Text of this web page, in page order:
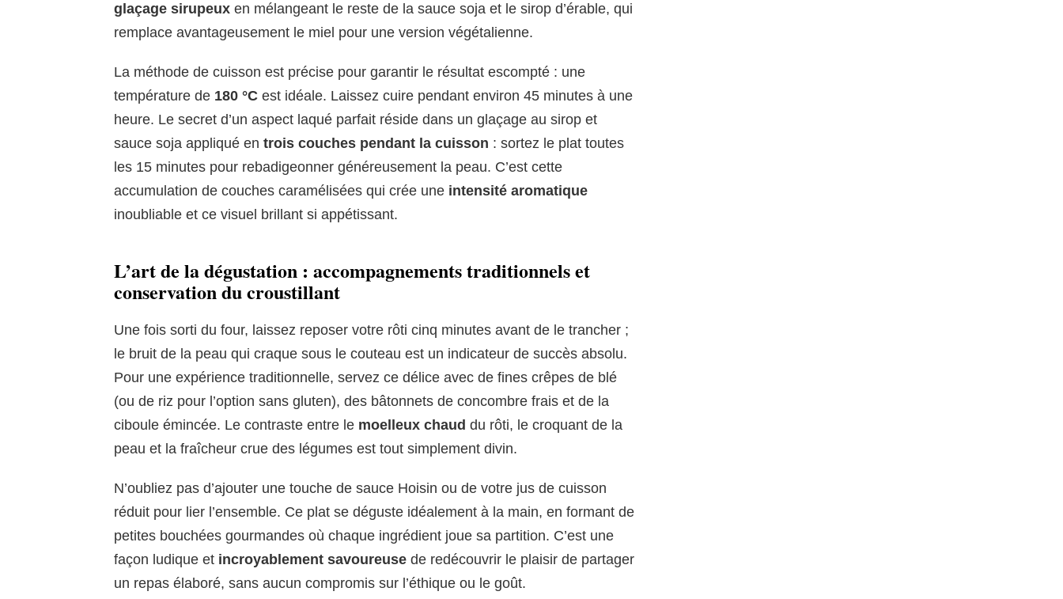
glaçage sirupeux en mélangeant le reste de la sauce soja et le sirop d’érable, qui
remplace avantageusement le miel pour une version végétalienne.
La méthode de cuisson est précise pour garantir le résultat escompté : une
température de 180 °C est idéale. Laissez cuire pendant environ 45 minutes à une
heure. Le secret d’un aspect laqué parfait réside dans un glaçage au sirop et
sauce soja appliqué en trois couches pendant la cuisson : sortez le plat toutes
les 15 minutes pour rebadigeonner généreusement la peau. C’est cette
accumulation de couches caramélisées qui crée une intensité aromatique
inoubliable et ce visuel brillant si appétissant.
L’art de la dégustation : accompagnements traditionnels et
conservation du croustillant
Une fois sorti du four, laissez reposer votre rôti cinq minutes avant de le trancher ;
le bruit de la peau qui craque sous le couteau est un indicateur de succès absolu.
Pour une expérience traditionnelle, servez ce délice avec de fines crêpes de blé
(ou de riz pour l’option sans gluten), des bâtonnets de concombre frais et de la
ciboule émincée. Le contraste entre le moelleux chaud du rôti, le croquant de la
peau et la fraîcheur crue des légumes est tout simplement divin.
N’oubliez pas d’ajouter une touche de sauce Hoisin ou de votre jus de cuisson
réduit pour lier l’ensemble. Ce plat se déguste idéalement à la main, en formant de
petites bouchées gourmandes où chaque ingrédient joue sa partition. C’est une
façon ludique et incroyablement savoureuse de redécouvrir le plaisir de partager
un repas élaboré, sans aucun compromis sur l’éthique ou le goût.